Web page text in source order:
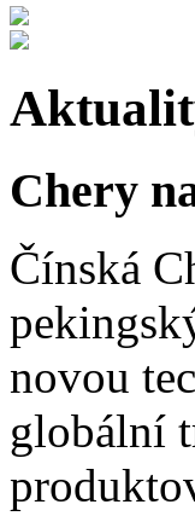
Chery
Čínská
novou
globální